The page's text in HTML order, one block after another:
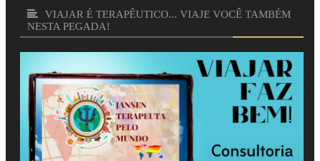
VIAJAR É TERAPÊUTICO... VIAJE VOCÊ TAMBÉM
NESTA PEGADA!